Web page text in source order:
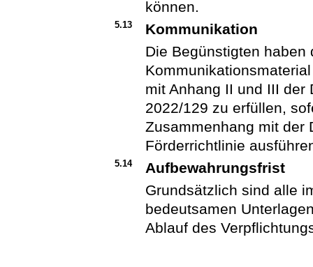
können.
5.13
Kommunikation
Die Begünstigten
mit Anhang II und III der
2022/129 zu erfüllen,
Zusammenhang mit der
Förderrichtlinie
5.14
Aufbewahrungsfrist
Grundsätzlich sind alle
bedeutsamen
Ablauf des